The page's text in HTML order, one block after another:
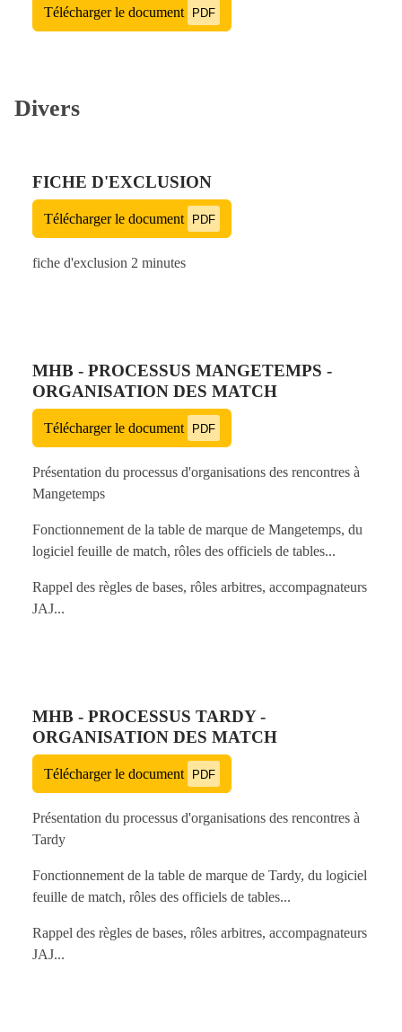
Télécharger le document PDF
Divers
FICHE D'EXCLUSION
Télécharger le document PDF
fiche d'exclusion 2 minutes
MHB - PROCESSUS MANGETEMPS -
ORGANISATION DES MATCH
Télécharger le document PDF
Présentation du processus d'organisations des rencontres à
Mangetemps
Fonctionnement de la table de marque de Mangetemps, du
logiciel feuille de match, rôles des officiels de tables...
Rappel des règles de bases, rôles arbitres, accompagnateurs
JAJ...
MHB - PROCESSUS TARDY -
ORGANISATION DES MATCH
Télécharger le document PDF
Présentation du processus d'organisations des rencontres à
Tardy
Fonctionnement de la table de marque de Tardy, du logiciel
feuille de match, rôles des officiels de tables...
Rappel des règles de bases, rôles arbitres, accompagnateurs
JAJ...